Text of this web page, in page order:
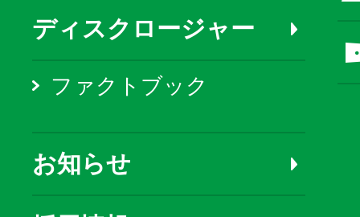
ディスクロージャー
ファクトブック
お知らせ